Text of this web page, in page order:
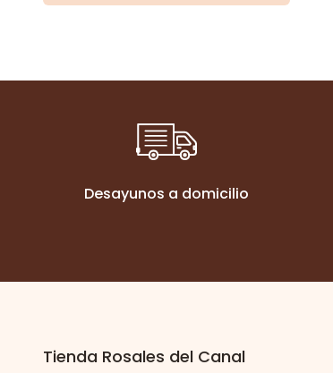
Desayunos a domicilio
Tienda Rosales del Canal